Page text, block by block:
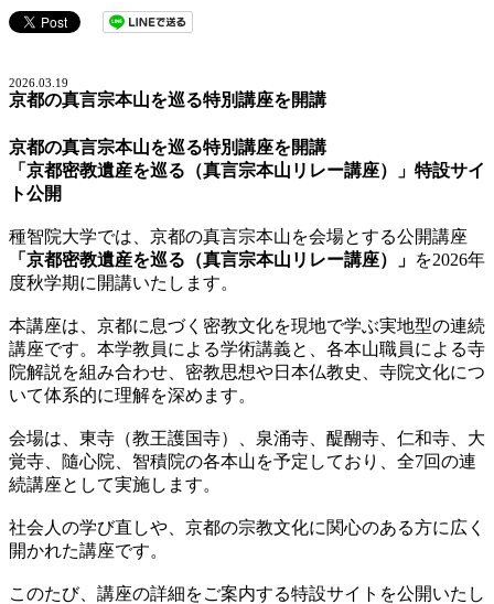
2026.03.19
京都の真言宗本山を巡る特別講座を開講
京都の真言宗本山を巡る特別講座を開講
「京都密教遺産を巡る（真言宗本山リレー講座）」特設サイ
ト公開
種智院大学では、京都の真言宗本山を会場とする公開講座
「京都密教遺産を巡る（真言宗本山リレー講座）」 を2026年
度秋学期に開講いたします。
本講座は、京都に息づく密教文化を現地で学ぶ実地型の連続
講座です。本学教員による学術講義と、各本山職員による寺
院解説を組み合わせ、密教思想や日本仏教史、寺院文化につ
いて体系的に理解を深めます。
会場は、東寺（教王護国寺）、泉涌寺、醍醐寺、仁和寺、大
覚寺、隨心院、智積院の各本山を予定しており、全7回の連
続講座として実施します。
社会人の学び直しや、京都の宗教文化に関心のある方に広く
開かれた講座です。
このたび、講座の詳細をご案内する特設サイトを公開いたし